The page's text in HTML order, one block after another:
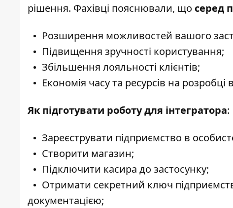
рішення. Фахівці пояснювали, що серед
Розширення можливостей вашого
Підвищення зручності користування;
Збільшення лояльності клієнтів;
Економія часу та ресурсів на
Як підготувати роботу для інтегратора:
Зареєструвати підприємство в
Створити магазин;
Підключити касира до застосунку;
Отримати секретний ключ
документацією;